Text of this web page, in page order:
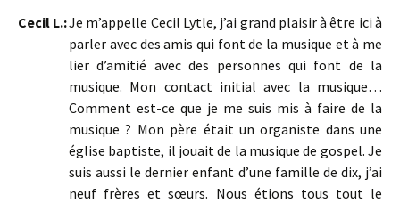
Cecil L.:Je m’appelle Cecil Lytle, j’ai grand plaisir à être ici à
parler avec des amis qui font de la musique et à me
lier d’amitié avec des personnes qui font de la
musique. Mon contact initial avec la musique…
Comment est-ce que je me suis mis à faire de la
musique ? Mon père était un organiste dans une
église baptiste, il jouait de la musique de gospel. Je
suis aussi le dernier enfant d’une famille de dix, j’ai
neuf frères et sœurs. Nous étions tous tout le